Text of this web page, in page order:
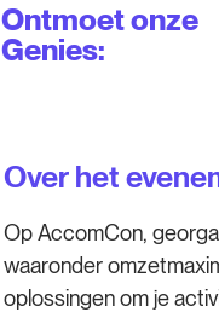
Ontmoet onze
Genies:
Over het
Op AccomCon,
waaronder
oplossingen om je